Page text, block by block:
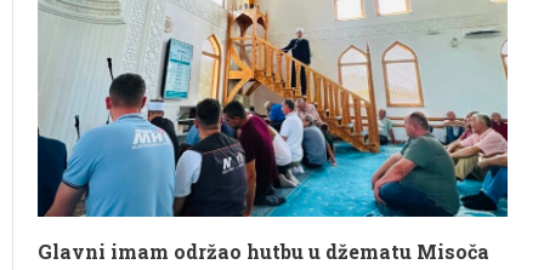
Glavni imam održao hutbu u džematu Misoča